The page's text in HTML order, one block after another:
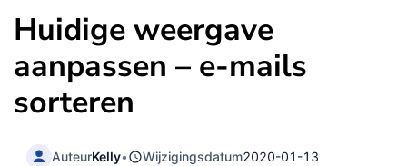
Huidige weergave
aanpassen – e-mails
sorteren
AuteurKelly• Wijzigingsdatum2020-01-13